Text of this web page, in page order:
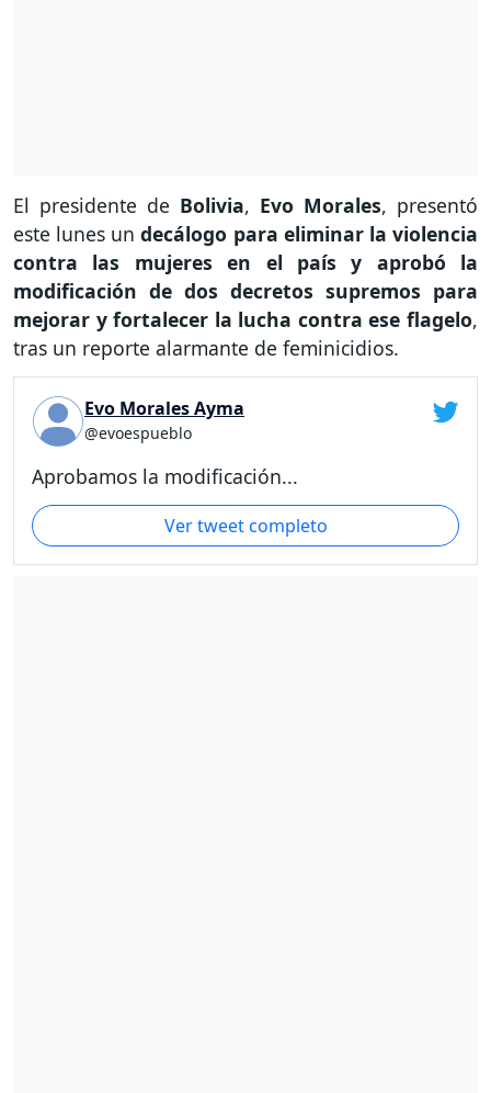
El presidente de Bolivia, Evo Morales, presentó
este lunes undecálogo para eliminar la violencia
contra las mujeres en el país y aprobó la
modificación de dos decretos supremos para
mejorar y fortalecer la lucha contra ese flagelo,
tras un reporte alarmante de feminicidios.
Evo Morales Ayma
@evoespueblo
Aprobamos la modificación...
Ver tweet completo